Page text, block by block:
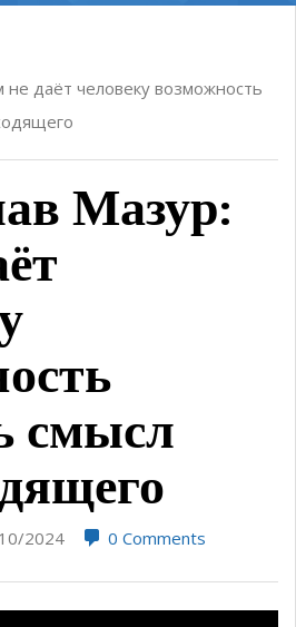
не даёт человеку возможность
Мазур:
смысл
2024 0 Comments